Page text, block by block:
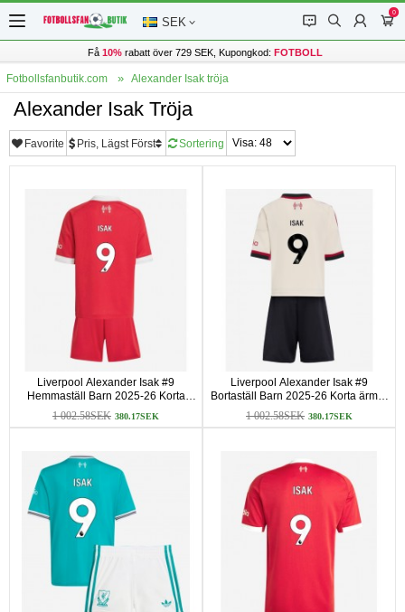
SEK 󰂱 󰂨 󰃳
0
󰃦
Få 10%rabatt över 729 SEK, Kupongkod: FOTBOLL
Fotbollsfanbutik.com Alexander Isak tröja
Alexander Isak Tröja
Favorite Pris, Lägst Först Sortering
Liverpool Alexander Isak #9
Hemmaställ Barn 2025-26 Korta
ärmar (+ Korta byxor)
1 002.58SEK 380.17SEK
Liverpool Alexander Isak #9
Bortaställ Barn 2025-26 Korta ärmar
(+ Korta byxor)
1 002.58SEK 380.17SEK